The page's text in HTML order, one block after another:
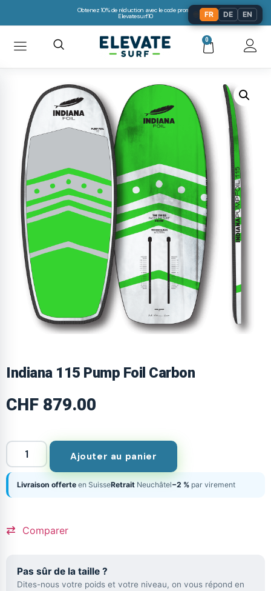
Obtenez 10% de réduction avec le code promo:
Elevatesurf10
0
Indiana 115 Pump Foil Carbon
CHF 879.00
Ajouter au panier
Livraison offerte en SuisseRetrait Neuchâtel−2 % par virement
Comparer
Pas sûr de la taille ?
Dites-nous votre poids et votre niveau, on vous répond en
FR DE EN